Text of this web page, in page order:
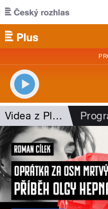
Přejít k hlavnímu obsahu
Videa z Plusu